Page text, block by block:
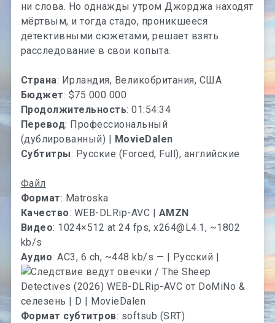
ни слова. Но однажды утром Джорджа находят
мёртвым, и тогда стадо, проникшееся
детективными сюжетами, решает взять
расследование в свои копыта.
Страна: Ирландия, Великобритания, США
Бюджет: $75 000 000
Продолжительность: 01:54:34
Перевод: Профессиональный
(дублированный) |
MovieDalen
Субтитры: Русские (Forced, Full), английские
Файл
Формат: Matroska
Качество: WEB-DLRip-AVC | AMZN
Видео: 1024×512 at 24 fps,x264@L4.1 , ~1802
kb/s
Аудио: AC3, 6 ch, ~448 kb/s — | Русский |
Формат субтитров: softsub (SRT)